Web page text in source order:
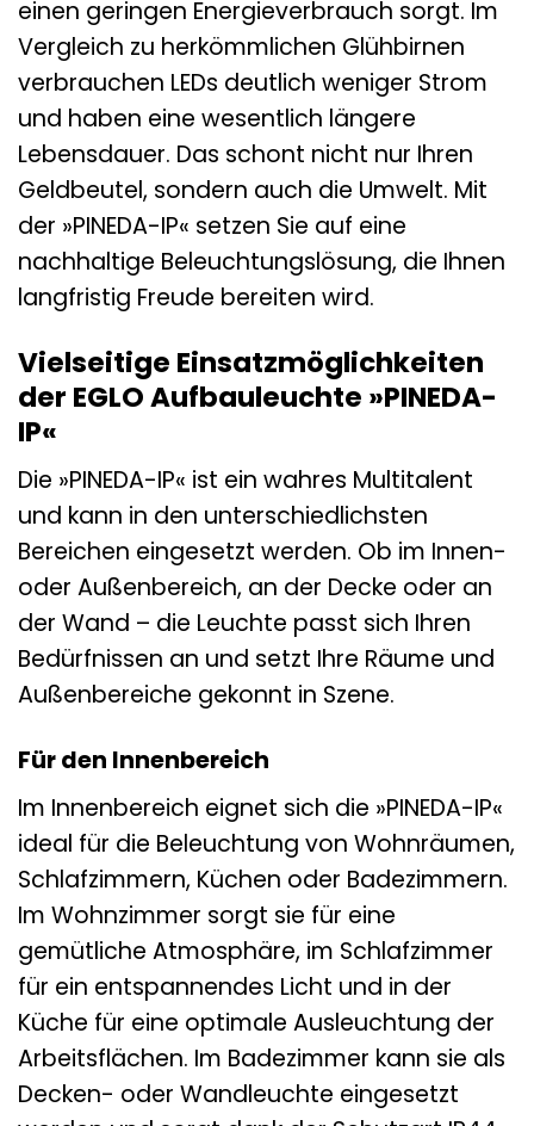
einen geringen Energieverbrauch sorgt. Im
Vergleich zu herkömmlichen Glühbirnen
verbrauchen LEDs deutlich weniger Strom
und haben eine wesentlich längere
Lebensdauer. Das schont nicht nur Ihren
Geldbeutel, sondern auch die Umwelt. Mit
der »PINEDA-IP« setzen Sie auf eine
nachhaltige Beleuchtungslösung, die Ihnen
langfristig Freude bereiten wird.
Vielseitige Einsatzmöglichkeiten
der EGLO Aufbauleuchte »PINEDA-
IP«
Die »PINEDA-IP« ist ein wahres Multitalent
und kann in den unterschiedlichsten
Bereichen eingesetzt werden. Ob im Innen-
oder Außenbereich, an der Decke oder an
der Wand – die Leuchte passt sich Ihren
Bedürfnissen an und setzt Ihre Räume und
Außenbereiche gekonnt in Szene.
Für den Innenbereich
Im Innenbereich eignet sich die »PINEDA-IP«
ideal für die Beleuchtung von Wohnräumen,
Schlafzimmern, Küchen oder Badezimmern.
Im Wohnzimmer sorgt sie für eine
gemütliche Atmosphäre, im Schlafzimmer
für ein entspannendes Licht und in der
Küche für eine optimale Ausleuchtung der
Arbeitsflächen. Im Badezimmer kann sie als
Decken- oder Wandleuchte eingesetzt